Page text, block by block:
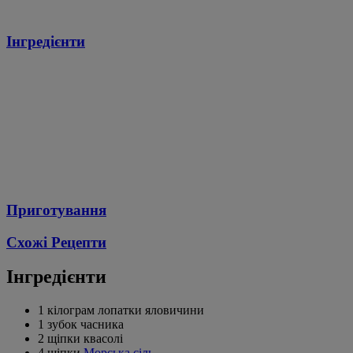
Інгредієнти
Приготування
Схожі Рецепти
Інгредієнти
1 кілограм лопатки яловичини
1 зубок часника
2 щіпки квасолі